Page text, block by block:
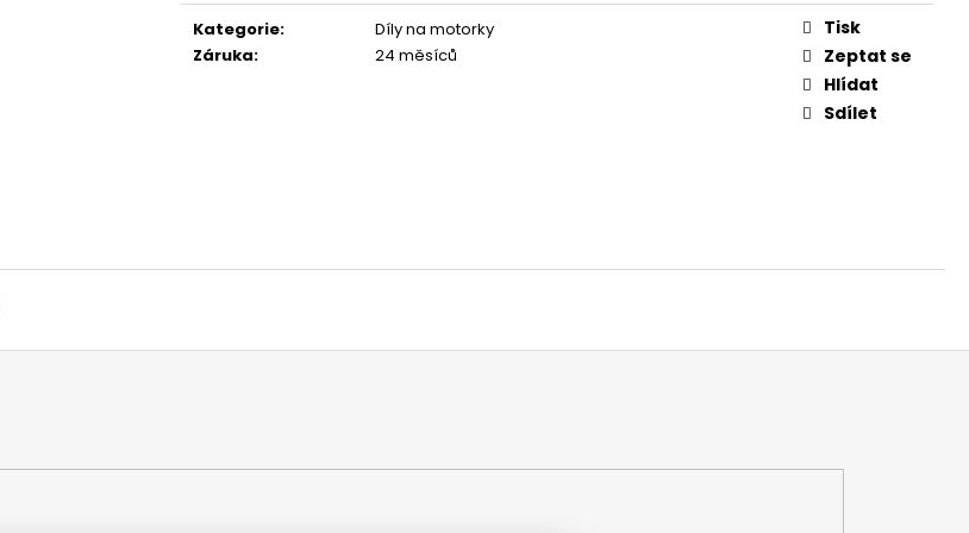
cena:
Kategorie:
Díly na motorky
Záruka: 24 měsíců
Tisk
Zeptat se
Hlídat
Sdílet
1 029 Kč